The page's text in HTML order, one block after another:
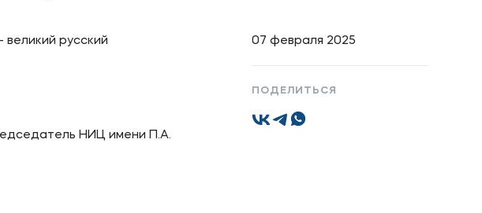
07 февраля 2025
ПОДЕЛИТЬСЯ
русский
НИЦ имени П.А.